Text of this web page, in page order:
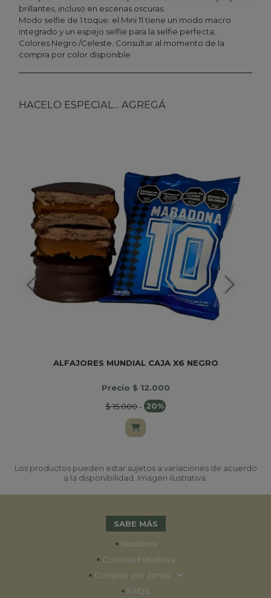
brillantes, incluso en escenas oscuras.
Modo selfie de 1 toque: el Mini 11 tiene un modo macro
integrado y un espejo selfie para la selfie perfecta.
Colores Negro /Celeste. Consultar al momento de la
compra por color disponible.
HACELO ESPECIAL... AGREGÁ
ALFAJORES MUNDIAL CAJA X6 NEGRO
Precio $ 12.000
$ 15.000- 20%
Los productos pueden estar sujetos a variaciones de acuerdo
a la disponibilidad. Imagen ilustrativa.
SABE MÁS
• Nosotros
• Coronas Fúnebres
• Comprar por zonas
• FAQS